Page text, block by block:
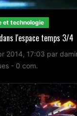
et technologie
l'espace temps 3/4
2014, 17:03 par
- 0 com.